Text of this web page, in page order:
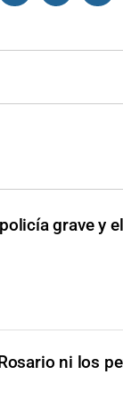
grave y
ni los